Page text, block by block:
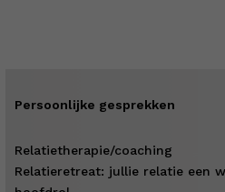
Persoonlijke gesprekken
Relatietherapie/coaching
Relatieretreat: jullie relatie een